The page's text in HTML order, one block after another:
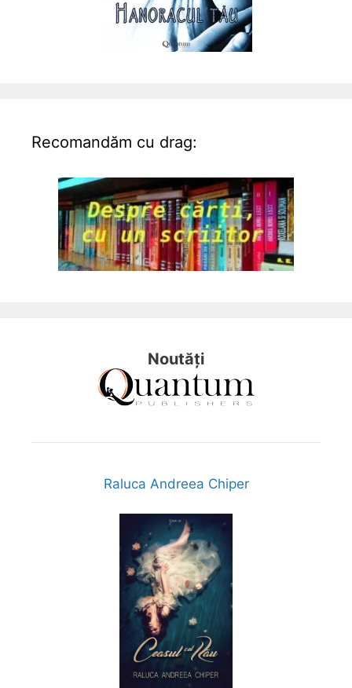
Recomandăm cu drag:
Noutăți
Raluca Andreea Chiper